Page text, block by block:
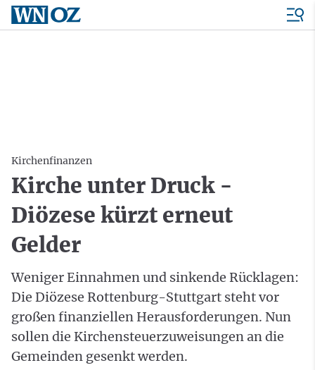
Kirchenfinanzen
Kirche unter Druck -
Diözese kürzt erneut
Gelder
Weniger Einnahmen und sinkende Rücklagen:
Die Diözese Rottenburg-Stuttgart steht vor
großen finanziellen Herausforderungen. Nun
sollen die Kirchensteuerzuweisungen an die
Gemeinden gesenkt werden.